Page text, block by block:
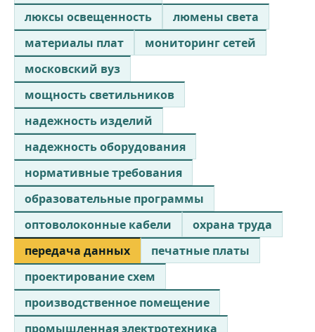
люксы освещенность
люмены света
материалы плат
мониторинг сетей
московский вуз
мощность светильников
надежность изделий
надежность оборудования
нормативные требования
образовательные программы
оптоволоконные кабели
охрана труда
передача данных
печатные платы
проектирование схем
производственное помещение
промышленная электротехника